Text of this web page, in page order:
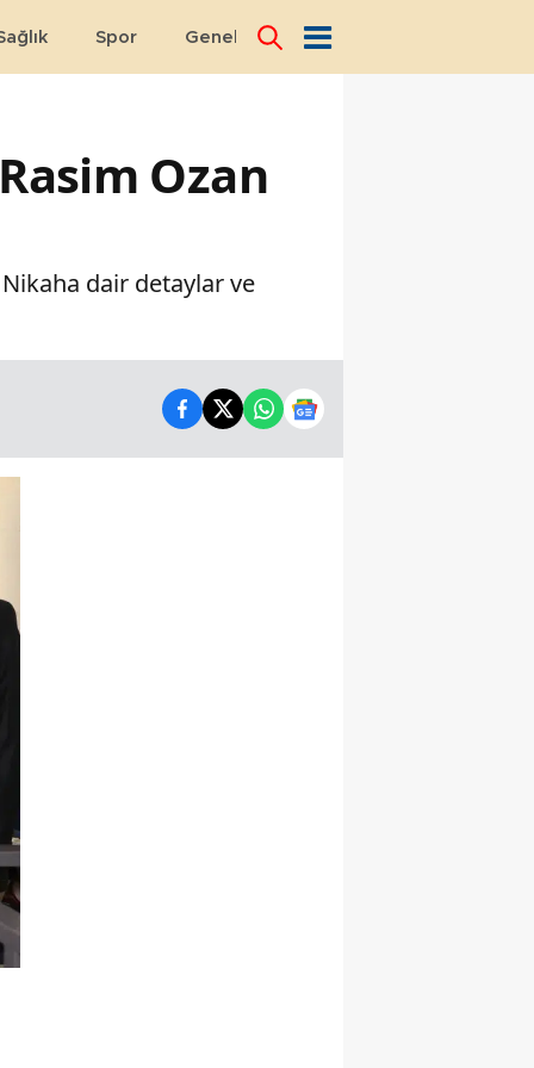
Spor Genel Dünya
Ozan
dair detaylar ve